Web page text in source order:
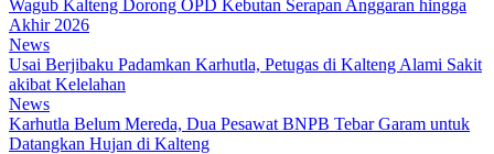
Wagub Kalteng Dorong OPD Kebutan Serapan Anggaran hingga
Akhir 2026
News
Usai Berjibaku Padamkan Karhutla, Petugas di Kalteng Alami Sakit
akibat Kelelahan
News
Karhutla Belum Mereda, Dua Pesawat BNPB Tebar Garam untuk
Datangkan Hujan di Kalteng